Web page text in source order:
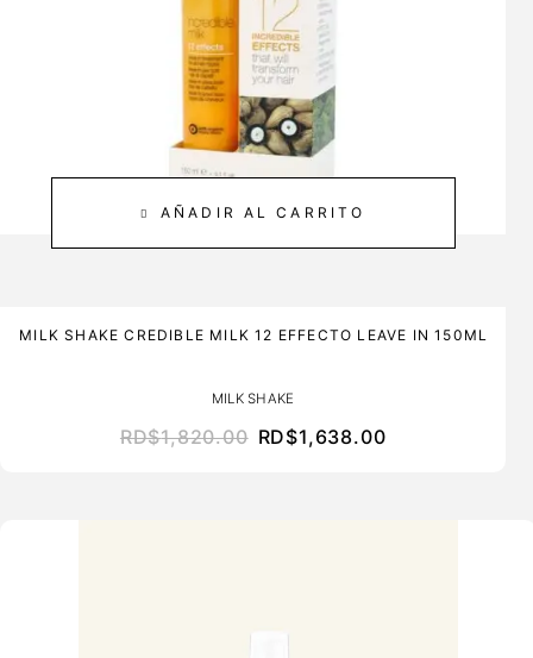
AÑADIR AL CARRITO
MILK SHAKE CREDIBLE MILK 12 EFFECTO LEAVE IN 150ML
MILK SHAKE
RD$1,820.00 RD$1,638.00